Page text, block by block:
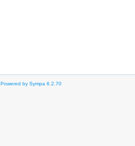
Powered by Sympa 6.2.70